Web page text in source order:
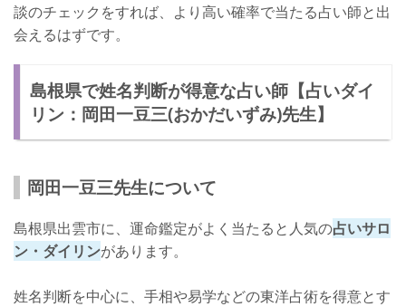
談のチェックをすれば、より高い確率で当たる占い師と出
会えるはずです。
島根県で姓名判断が得意な占い師【占いダイ
リン：岡田一豆三(おかだいずみ)先生】
岡田一豆三先生について
島根県出雲市に、運命鑑定がよく当たると人気の占いサロ
ン・ダイリンがあります。
姓名判断を中心に、手相や易学などの東洋占術を得意とす